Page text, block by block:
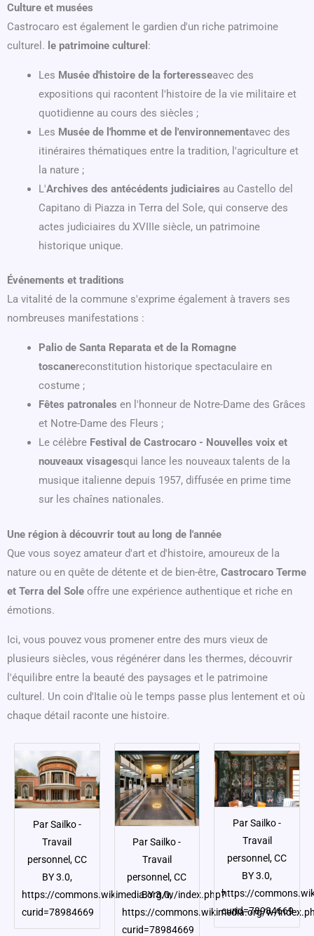
Culture et musées
Castrocaro est également le gardien d'un riche patrimoine
culturel. le patrimoine culturel :
Les Musée d'histoire de la forteresseavec des
expositions qui racontent l'histoire de la vie militaire et
quotidienne au cours des siècles ;
Les Musée de l'homme et de l'environnementavec des
itinéraires thématiques entre la tradition, l'agriculture et
la nature ;
L'Archives des antécédents judiciaires au Castello del
Capitano di Piazza in Terra del Sole, qui conserve des
actes judiciaires du XVIIIe siècle, un patrimoine
historique unique.
Événements et traditions
La vitalité de la commune s'exprime également à travers ses
nombreuses manifestations :
Palio de Santa Reparata et de la Romagne
toscanereconstitution historique spectaculaire en
costume ;
Fêtes patronales en l'honneur de Notre-Dame des Grâces
et Notre-Dame des Fleurs ;
Le célèbre Festival de Castrocaro - Nouvelles voix et
nouveaux visagesqui lance les nouveaux talents de la
musique italienne depuis 1957, diffusée en prime time
sur les chaînes nationales.
Une région à découvrir tout au long de l'année
Que vous soyez amateur d'art et d'histoire, amoureux de la
nature ou en quête de détente et de bien-être, Castrocaro Terme
et Terra del Sole offre une expérience authentique et riche en
émotions.
Ici, vous pouvez vous promener entre des murs vieux de
plusieurs siècles, vous régénérer dans les thermes, découvrir
l'équilibre entre la beauté des paysages et le patrimoine
culturel. Un coin d'Italie où le temps passe plus lentement et où
chaque détail raconte une histoire.
Par Sailko -
Travail
personnel, CC
BY 3.0,
https://commons.wikimedia.org/w/index.php?
curid=78984669
Par Sailko -
Travail
personnel, CC
BY 3.0,
https://commons.wikimedia.org/w/
curid=78984669
Par Sailko -
Travail
personnel, CC
BY 3.0,
https://
curid=78984669